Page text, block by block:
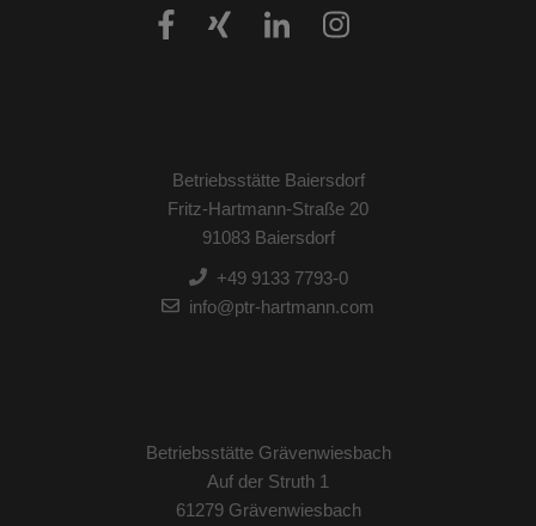
Betriebsstätte Baiersdorf
Fritz-Hartmann-Straße 20
91083 Baiersdorf
+49 9133 7793-0
info@ptr-hartmann.com
Betriebsstätte Grävenwiesbach
Auf der Struth 1
61279 Grävenwiesbach